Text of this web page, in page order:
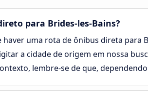
para Brides-les-Bains?
haver uma rota de ônibus direta para
a cidade de origem em nossa
lembre-se de que,